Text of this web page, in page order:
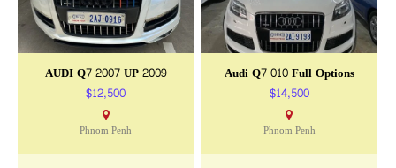
AUDI Q7 2007 UP 2009
$12,500
Phnom Penh
Audi Q7 010 Full Options
$14,500
Phnom Penh